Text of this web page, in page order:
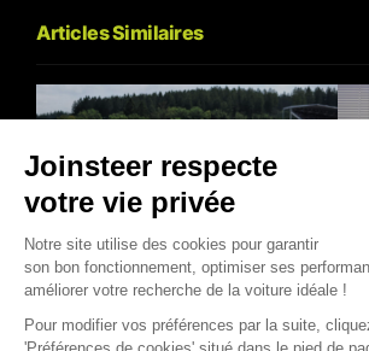
Articles Similaires
F1 : pourquoi les pilotes ne